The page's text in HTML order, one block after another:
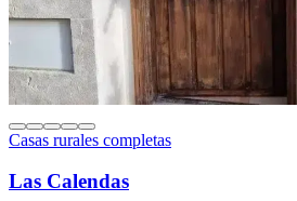
Casas rurales completas
Las Calendas